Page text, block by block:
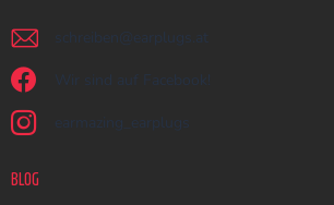
schreiben @ earplugs.at
Wir sind auf Facebook!
earmazing_earplugs
BLOG